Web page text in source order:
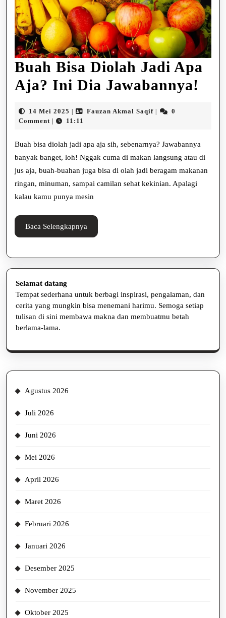
Buah Bisa Diolah Jadi Apa
Aja? Ini Dia Jawabannya!
14 Mei 2025 14
Mei
Fauzan Akmal SaqifFauzan
0
Comment
11:11
Buah bisa diolah jadi apa aja sih, sebenarnya? Jawabannya
banyak banget, loh! Nggak cuma di makan langsung atau di
jus aja, buah-buahan juga bisa di olah jadi beragam makanan
ringan, minuman, sampai camilan sehat kekinian. Apalagi
kalau kamu punya mesin
Baca Selengkapnya
Selengkapnya
Selamat datang
Tempat sederhana untuk berbagi inspirasi, pengalaman, dan
cerita yang mungkin bisa menemani harimu. Semoga setiap
tulisan di sini membawa makna dan membuatmu betah
berlama-lama.
Agustus 2026
Juli 2026
Juni 2026
Mei 2026
April 2026
Maret 2026
Februari 2026
Januari 2026
Desember 2025
November 2025
Oktober 2025